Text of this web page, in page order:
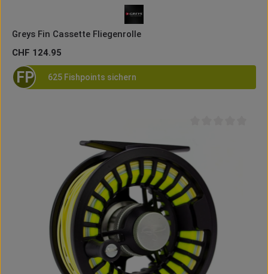
Greys Fin Cassette Fliegenrolle
Regulärer Preis:
CHF 124.95
FP 625 Fishpoints sichern